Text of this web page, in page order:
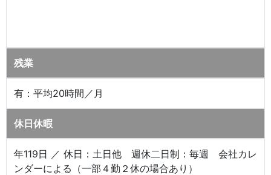
残業
有：平均20時間／月
休日休暇
年119日 ／ 休日：土日他 週休二日制：毎週 会社カレ
ンダーによる（一部４勤２休の場合あり）